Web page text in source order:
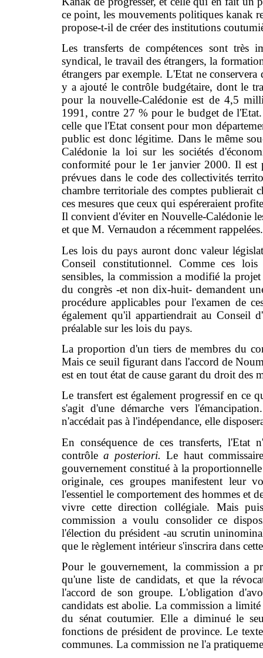
ce point, les mouvements politiques kanak
propose-t-il de créer des institutions
Les transferts de compétences sont
syndical, le travail des étrangers, la
étrangers par exemple. L'Etat ne
y a ajouté le contrôle budgétaire, dont le
pour la nouvelle-Calédonie est de 4,5
1991, contre 27 % pour le budget de
celle que l'Etat consent pour mon
public est donc légitime. Dans le même
Calédonie la loi sur les sociétés
conformité pour le 1er janvier 2000. Il est
prévues dans le code des collectivités
chambre territoriale des comptes publierait
ces mesures que ceux qui espéreraient
Il convient d'éviter en Nouvelle-Calédonie
et que M. Vernaudon a récemment rappelées.
Les lois du pays auront donc valeur
Conseil constitutionnel. Comme ces
sensibles, la commission a modifié la
du congrès -et non dix-huit- demandent
procédure applicables pour l'examen de
également qu'il appartiendrait au Conseil
préalable sur les lois du pays.
La proportion d'un tiers de membres du
Mais ce seuil figurant dans l'accord de
est en tout état de cause garant du droit des
Le transfert est également progressif en ce
s'agit d'une démarche vers
n'accédait pas à l'indépendance, elle
En conséquence de ces transferts, l'Etat
contrôlea posteriori.Le haut
gouvernement constitué à la
originale, ces groupes manifestent leur
l'essentiel le comportement des hommes et
vivre cette direction collégiale. Mais
commission a voulu consolider ce
l'élection du président -au scrutin
que le règlement intérieur s'inscrira dans
Pour le gouvernement, la commission a
qu'une liste de candidats, et que la
l'accord de son groupe. L'obligation
candidats est abolie. La commission a
du sénat coutumier. Elle a diminué le
fonctions de président de province. Le
communes. La commission ne l'a